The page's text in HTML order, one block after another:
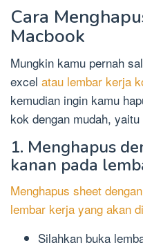
Cara
Macbook
Mungkin kamu pernah
excel atau lembar kerja
kemudian ingin kamu
kok dengan mudah,
1. Menghapus
kanan pada
Menghapus sheet
lembar kerja yang akan
Silahkan buka